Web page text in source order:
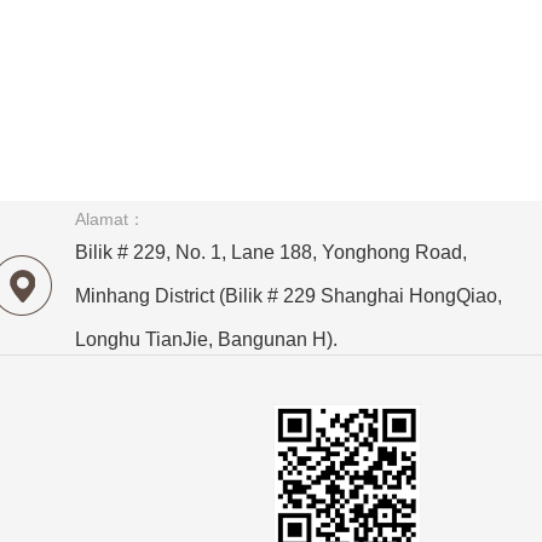
Alamat：
Bilik # 229, No. 1, Lane 188, Yonghong Road,
Minhang District (Bilik # 229 Shanghai HongQiao,
Longhu TianJie, Bangunan H).